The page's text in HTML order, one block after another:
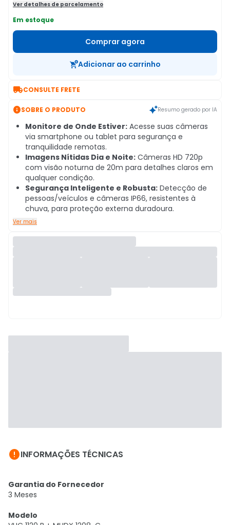
Ver detalhes de parcelamento
Em estoque
Comprar agora
Adicionar ao carrinho
CONSULTE FRETE
SOBRE O PRODUTO Resumo gerado por IA
Monitore de Onde Estiver: Acesse suas câmeras
via smartphone ou tablet para segurança e
tranquilidade remotas.
Imagens Nítidas Dia e Noite: Câmeras HD 720p
com visão noturna de 20m para detalhes claros em
qualquer condição.
Segurança Inteligente e Robusta: Detecção de
pessoas/veículos e câmeras IP66, resistentes à
chuva, para proteção externa duradoura.
Ver mais
INFORMAÇÕES TÉCNICAS
Garantia do Fornecedor
3 Meses
Modelo